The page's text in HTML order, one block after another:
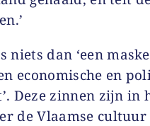
niets dan ‘een
economische en
Deze zinnen zijn in
de Vlaamse